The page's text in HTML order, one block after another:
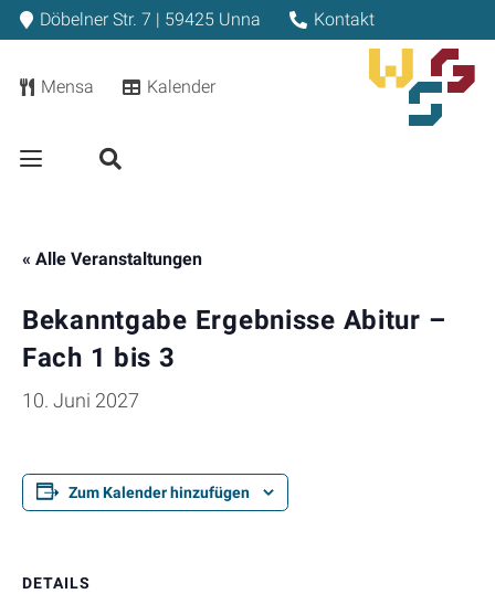
Döbelner Str. 7 | 59425 Unna Kontakt
Mensa Kalender
« Alle Veranstaltungen
Bekanntgabe Ergebnisse Abitur –
Fach 1 bis 3
10. Juni 2027
Zum Kalender hinzufügen
DETAILS